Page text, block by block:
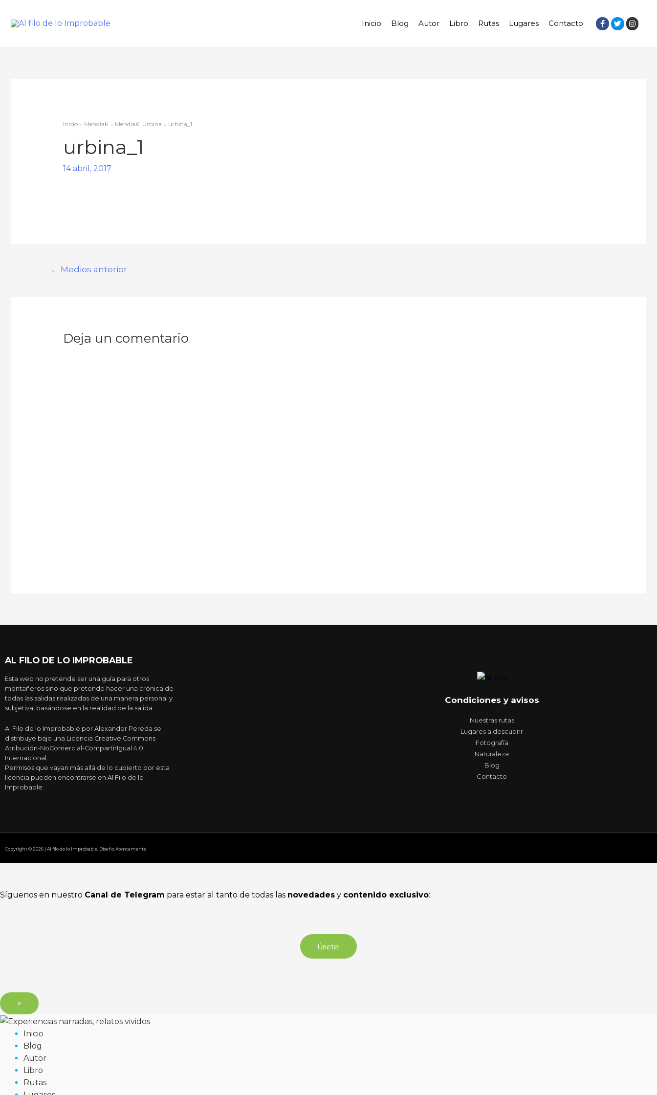
Inicio Blog Autor Libro Rutas Lugares Contacto
Inicio MendiaK MendiaK: Urbina urbina_1
urbina_1
14 abril, 2017
← Medios anterior
Deja un comentario
AL FILO DE LO IMPROBABLE
Esta web no pretende ser una guía para otros
montañeros sino que pretende hacer una crónica de
todas las salidas realizadas de una manera personal y
subjetiva, basándose en la realidad de la salida.
Al Filo de lo Improbable por Alexander Pereda se
distribuye bajo una Licencia Creative Commons
Atribución-NoComercial-CompartirIgual 4.0
Internacional.
Permisos que vayan más allá de lo cubierto por esta
licencia pueden encontrarse en Al Filo de lo
Improbable.
Condiciones y avisos
Nuestras rutas
Lugares a descubrir
Fotografía
Naturaleza
Blog
Contacto
Copyright © 2026 | Al filo de lo Improbable. Diseño Atentamente
Síguenos en nuestro Canal de Telegram para estar al tanto de todas las novedades y contenido exclusivo:
Únete!
×
Inicio
Blog
Autor
Libro
Rutas